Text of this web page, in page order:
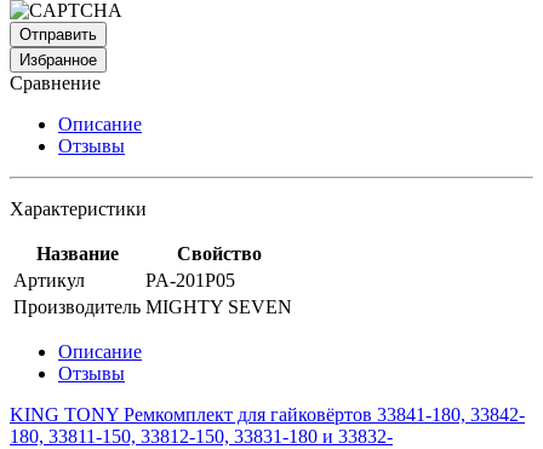
Избранное
Сравнение
Описание
Отзывы
Характеристики
Название
Свойство
Артикул
PA-201P05
Производитель MIGHTY SEVEN
Описание
Отзывы
KING TONY Ремкомплект для гайковёртов 33841-180, 33842-
180, 33811-150, 33812-150, 33831-180 и 33832-